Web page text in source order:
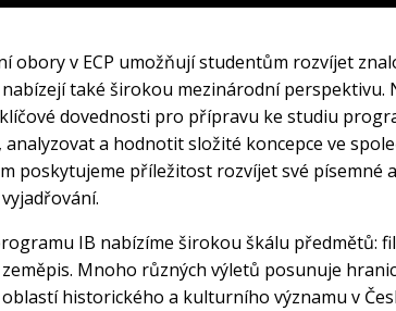
obory v ECP umožňují studentům rozvíjet
také širokou mezinárodní perspektivu.
dovednosti pro přípravu ke studiu
analyzovat a hodnotit složité koncepce ve
poskytujeme příležitost rozvíjet své písemné
IB nabízíme širokou škálu předmětů:
Mnoho různých výletů posunuje
historického a kulturního významu v